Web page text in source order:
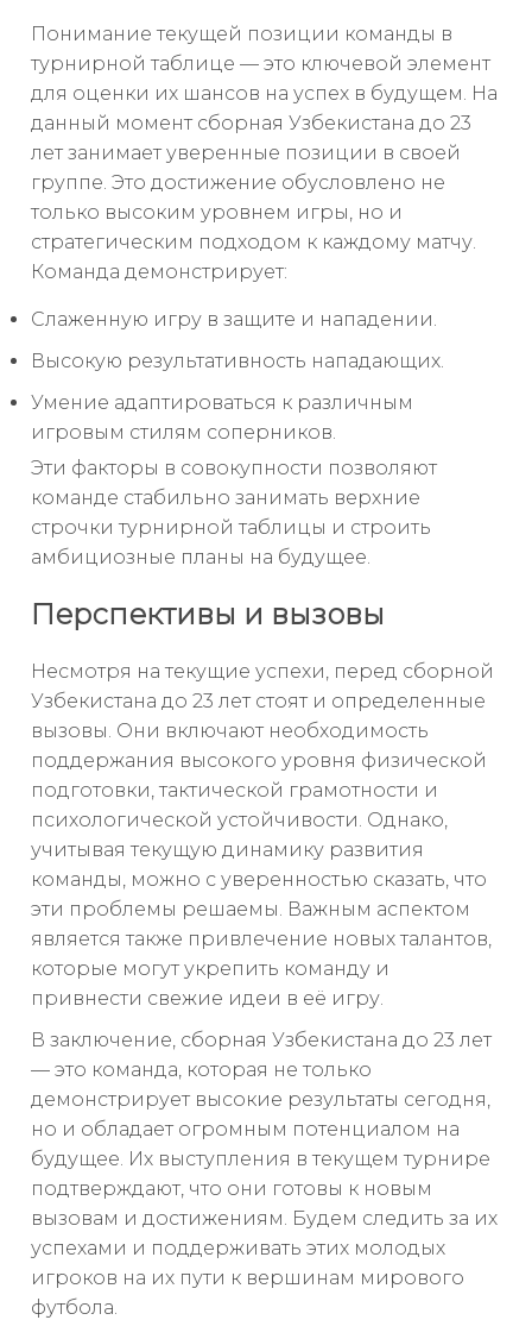
Понимание текущей позиции команды в
турнирной таблице — это ключевой элемент
для оценки их шансов на успех в будущем. На
данный момент сборная Узбекистана до 23
лет занимает уверенные позиции в своей
группе. Это достижение обусловлено не
только высоким уровнем игры, но и
стратегическим подходом к каждому матчу.
Команда демонстрирует:
Слаженную игру в защите и нападении.
Высокую результативность нападающих.
Умение адаптироваться к различным
игровым стилям соперников.
Эти факторы в совокупности позволяют
команде стабильно занимать верхние
строчки турнирной таблицы и строить
амбициозные планы на будущее.
Перспективы и вызовы
Несмотря на текущие успехи, перед сборной
Узбекистана до 23 лет стоят и определенные
вызовы. Они включают необходимость
поддержания высокого уровня физической
подготовки, тактической грамотности и
психологической устойчивости. Однако,
учитывая текущую динамику развития
команды, можно с уверенностью сказать, что
эти проблемы решаемы. Важным аспектом
является также привлечение новых талантов,
которые могут укрепить команду и
привнести свежие идеи в её игру.
В заключение, сборная Узбекистана до 23 лет
— это команда, которая не только
демонстрирует высокие результаты сегодня,
но и обладает огромным потенциалом на
будущее. Их выступления в текущем турнире
подтверждают, что они готовы к новым
вызовам и достижениям. Будем следить за их
успехами и поддерживать этих молодых
игроков на их пути к вершинам мирового
футбола.